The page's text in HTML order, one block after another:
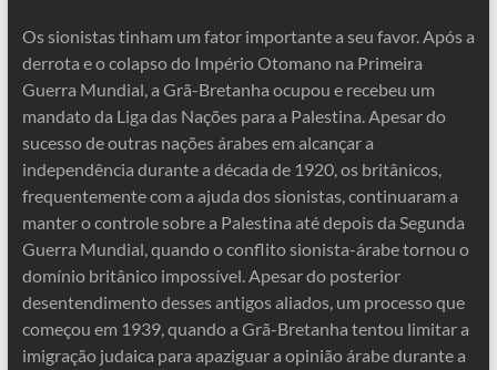
Os sionistas tinham um fator importante a seu favor. Após a
derrota e o colapso do Império Otomano na Primeira
Guerra Mundial, a Grã-Bretanha ocupou e recebeu um
mandato da Liga das Nações para a Palestina. Apesar do
sucesso de outras nações árabes em alcançar a
independência durante a década de 1920, os britânicos,
frequentemente com a ajuda dos sionistas, continuaram a
manter o controle sobre a Palestina até depois da Segunda
Guerra Mundial, quando o conflito sionista-árabe tornou o
domínio britânico impossível. Apesar do posterior
desentendimento desses antigos aliados, um processo que
começou em 1939, quando a Grã-Bretanha tentou limitar a
imigração judaica para apaziguar a opinião árabe durante a